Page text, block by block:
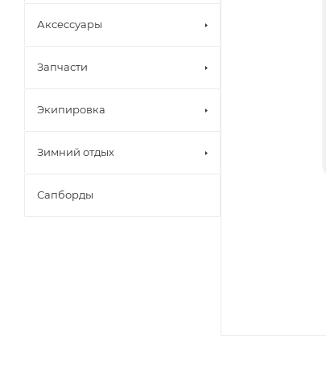
Аксессуары
Запчасти
Экипировка
Зимний отдых
Сапборды